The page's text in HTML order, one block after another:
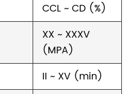
CCL ~ CD (%)
XX ~ XXXV
(MPA)
II ~ XV (min)